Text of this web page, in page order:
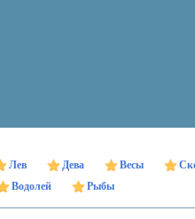
Лев Дева Весы
Водолей
Рыбы